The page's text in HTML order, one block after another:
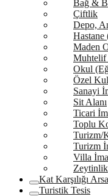
Bağ &
Çiftlik
Depo,
Hastane
Maden
Muhtelif
Okul
Özel
Sanayi
Sit Alanı
Ticari
Toplu
Turizm/
Turizm
Villa
Zeytinlik
Kat Karşılığı Arsa
Turistik Tesis